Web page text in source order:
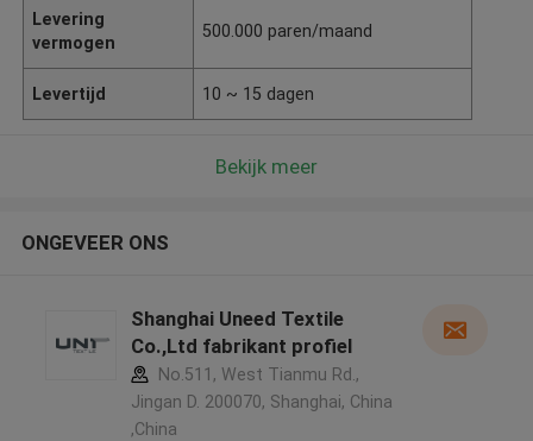
Levering
vermogen
500.000 paren/maand
Levertijd 10 ~ 15 dagen
Bekijk meer
ONGEVEER ONS
Shanghai Uneed Textile
Co.,Ltd fabrikant profiel
No.511, West Tianmu Rd.,
Jingan D. 200070, Shanghai, China
,China